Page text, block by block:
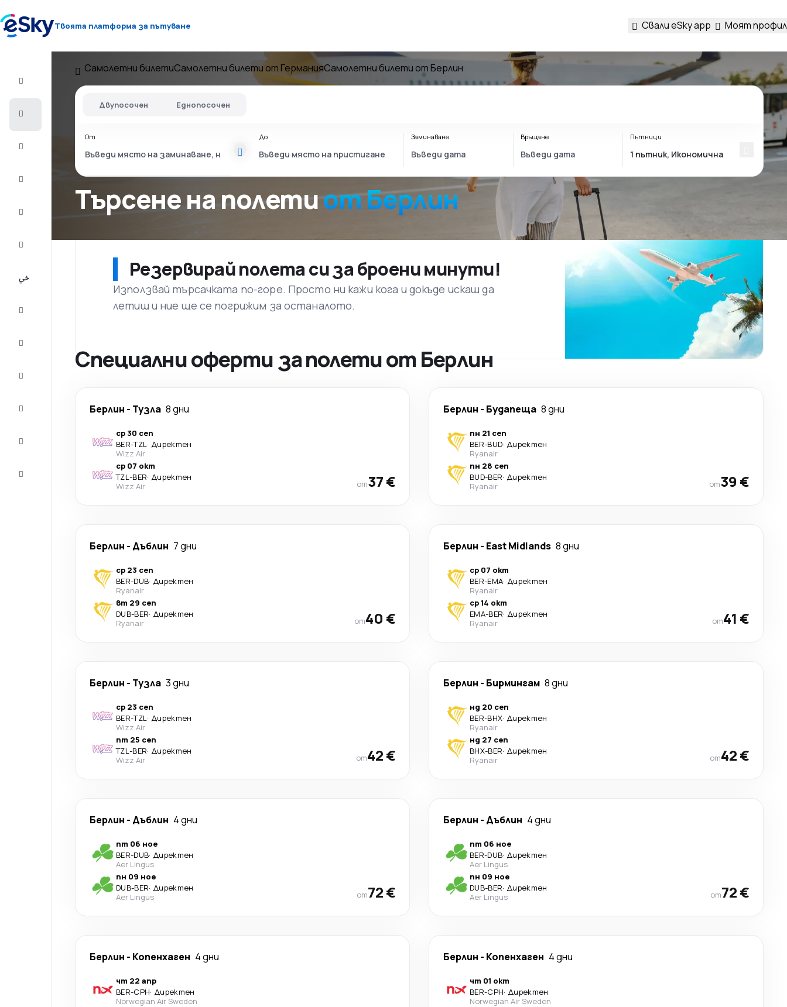
Твоята платформа за пътуване Свали eSky app Моят профил
Самолетни билетиСамолетни билети от ГерманияСамолетни билети от Берлин
Търсене на полетиот Берлин
Двупосочен Еднопосочен
От До Заминаване Връщане Пътници
Резервирай полета си за броени минути!
Използвай търсачката по-горе. Просто ни кажи кога и докъде искаш да
летиш и ние ще се погрижим за останалото.
Специални оферти за полети от Берлин
Берлин - Тузла 8 дни
ср 30 сеп
BER-TZL· Директен
Wizz Air
ср 07 окт
TZL-BER· Директен
Wizz Air
от37 €
Берлин - Будапеща 8 дни
пн 21 сеп
BER-BUD· Директен
Ryanair
пн 28 сеп
BUD-BER· Директен
Ryanair
от39 €
Берлин - Дъблин 7 дни
ср 23 сеп
BER-DUB· Директен
Ryanair
вт 29 сеп
DUB-BER· Директен
Ryanair
от40 €
Берлин - East Midlands 8 дни
ср 07 окт
BER-EMA· Директен
Ryanair
ср 14 окт
EMA-BER· Директен
Ryanair
от41 €
Берлин - Тузла 3 дни
ср 23 сеп
BER-TZL· Директен
Wizz Air
пт 25 сеп
TZL-BER· Директен
Wizz Air
от42 €
Берлин - Бирмингам 8 дни
нд 20 сеп
BER-BHX· Директен
Ryanair
нд 27 сеп
BHX-BER· Директен
Ryanair
от42 €
Берлин - Дъблин 4 дни
пт 06 ное
BER-DUB· Директен
Aer Lingus
пн 09 ное
DUB-BER· Директен
Aer Lingus
от72 €
Берлин - Дъблин 4 дни
пт 06 ное
BER-DUB· Директен
Aer Lingus
пн 09 ное
DUB-BER· Директен
Aer Lingus
от72 €
Берлин - Копенхаген 4 дни
чт 22 апр
BER-CPH· Директен
Norwegian Air Sweden
Берлин - Копенхаген 4 дни
чт 01 окт
BER-CPH· Директен
Norwegian Air Sweden